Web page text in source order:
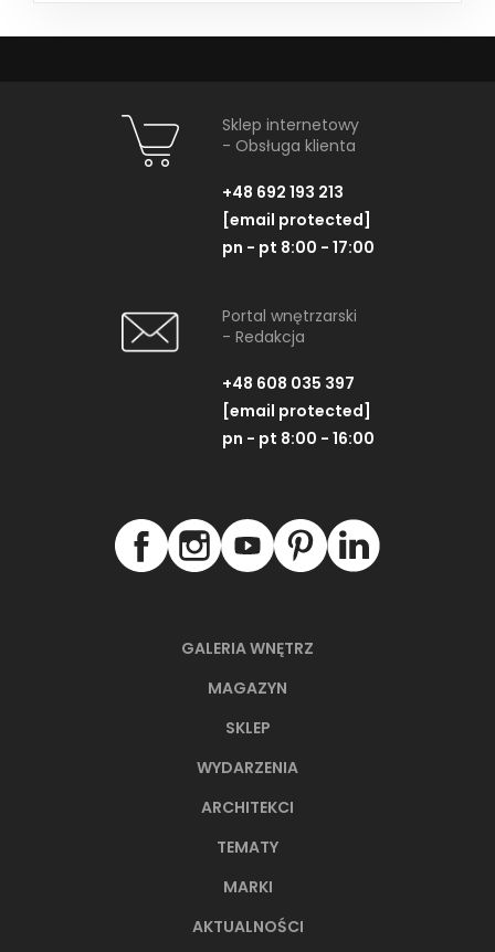
GALERIA WNĘTRZ
MAGAZYN
SKLEP
WYDARZENIA
ARCHITEKCI
TEMATY
MARKI
AKTUALNOŚCI
Sklep internetowy
- Obsługa klienta
+48 692 193 213
[email protected]
pn - pt 8:00 - 17:00
Portal wnętrzarski
- Redakcja
+48 608 035 397
[email protected]
pn - pt 8:00 - 16:00